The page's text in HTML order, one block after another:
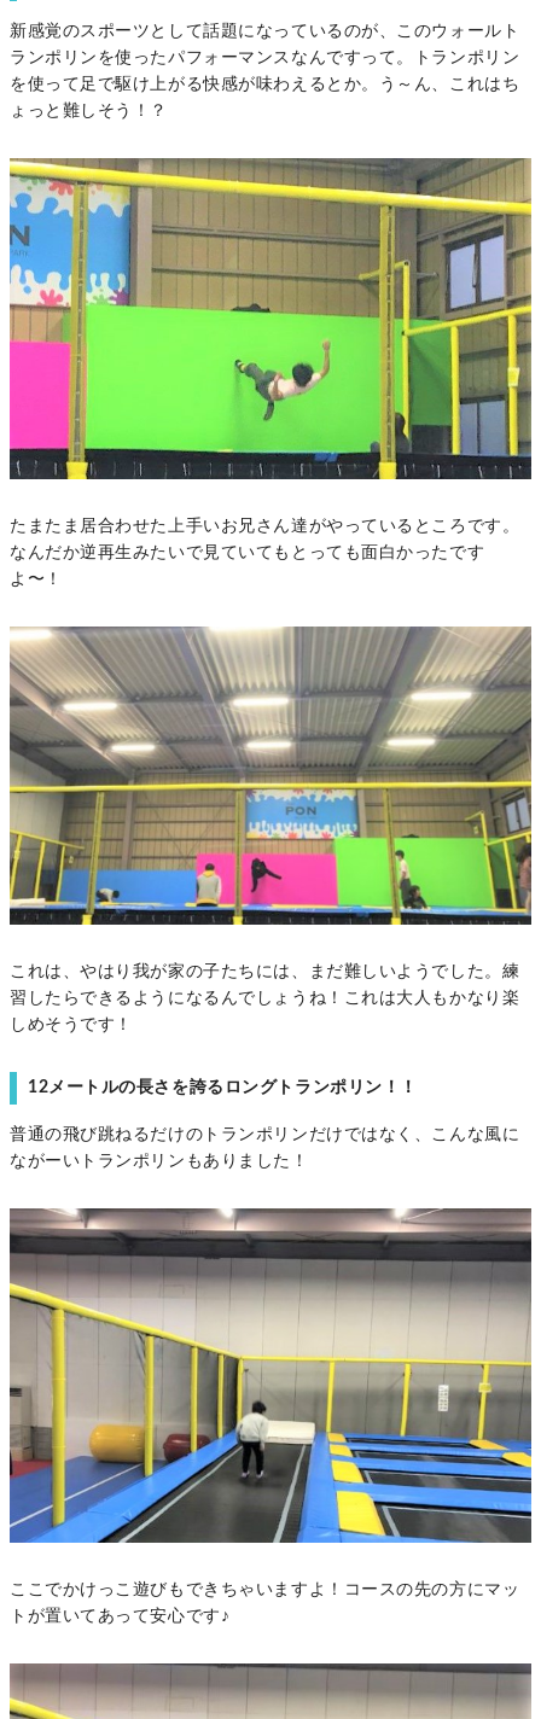
新感覚のスポーツとして話題になっているのが、このウォールト
ランポリンを使ったパフォーマンスなんですって。トランポリン
を使って足で駆け上がる快感が味わえるとか。う～ん、これはち
ょっと難しそう！？
たまたま居合わせた上手いお兄さん達がやっているところです。
なんだか逆再生みたいで見ていてもとっても面白かったです
よ〜！
これは、やはり我が家の子たちには、まだ難しいようでした。練
習したらできるようになるんでしょうね！これは大人もかなり楽
しめそうです！
12メートルの長さを誇るロングトランポリン！！
普通の飛び跳ねるだけのトランポリンだけではなく、こんな風に
ながーいトランポリンもありました！
ここでかけっこ遊びもできちゃいますよ！コースの先の方にマッ
トが置いてあって安心です♪